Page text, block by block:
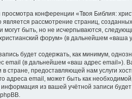
просмотра конференции «Твоя Библия:
является рассмотрение страниц,
могут быть, но не исчерпываются,
форум» (в дальнейшем «ваша
будет содержать, как минимум,
email (в дальнейшем «ваш адрес email»).
стране, предоставляющей нам услуги
адреса email, может быть как
информация из вашей учётной записи